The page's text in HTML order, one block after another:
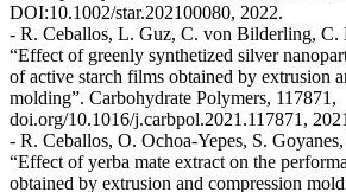
DOI:10.1002/star.202100080, 2022.
- R. Ceballos, L. Guz, C. von Bilderling, C.
“Effect of greenly synthetized silver
of active starch films obtained by extrusion
molding”. Carbohydrate Polymers, 117871,
doi.org/10.1016/j.carbpol.2021.117871,
- R. Ceballos, O. Ochoa-Yepes, S.
“Effect of yerba mate extract on the
obtained by extrusion and compression